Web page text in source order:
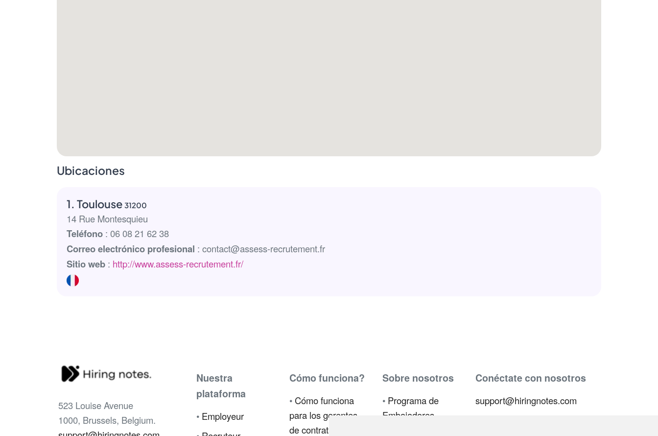
Ubicaciones
1. Toulouse 31200
14 Rue Montesquieu
Teléfono: 06 08 21 62 38
Correo electrónico profesional : contact@assess-recrutement.fr
Sitio web: http://www.assess-recrutement.fr/
523 Louise Avenue
1000, Brussels, Belgium.
Nuestra
plataforma
• Employeur
Cómo funciona?
• Cómo funciona
para los gerentes
de contratación
Sobre nosotros
• Programa de
Embajadores
Conéctate con nosotros
support@hiringnotes.com